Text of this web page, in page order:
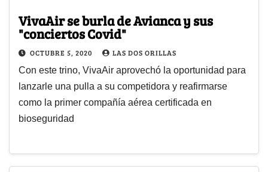
VivaAir se burla de Avianca y sus
"conciertos Covid"
OCTUBRE 5, 2020 LAS DOS ORILLAS
Con este trino, VivaAir aprovechó la oportunidad para
lanzarle una pulla a su competidora y reafirmarse
como la primer compañía aérea certificada en
bioseguridad